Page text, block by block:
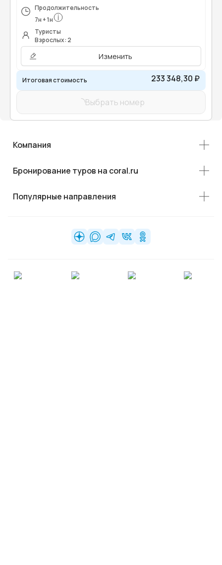
Продолжительность
7н +1н
Туристы
Взрослых: 2
Изменить
Итоговая стоимость 233 348,30 ₽
Выбрать номер
Компания
Бронирование туров на coral.ru
Популярные направления